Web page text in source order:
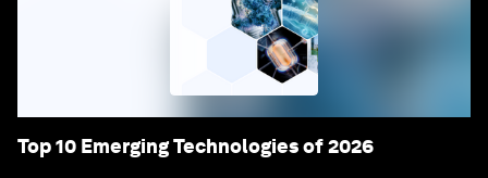
Top 10 Emerging Technologies of 2026